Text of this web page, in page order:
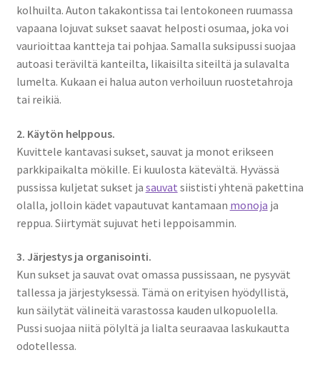
kolhuilta. Auton takakontissa tai lentokoneen ruumassa
vapaana lojuvat sukset saavat helposti osumaa, joka voi
vaurioittaa kantteja tai pohjaa. Samalla suksipussi suojaa
autoasi teräviltä kanteilta, likaisilta siteiltä ja sulavalta
lumelta. Kukaan ei halua auton verhoiluun ruostetahroja
tai reikiä.
2. Käytön helppous.
Kuvittele kantavasi sukset, sauvat ja monot erikseen
parkkipaikalta mökille. Ei kuulosta kätevältä. Hyvässä
pussissa kuljetat sukset ja sauvat siististi yhtenä pakettina
olalla, jolloin kädet vapautuvat kantamaan monoja ja
reppua. Siirtymät sujuvat heti leppoisammin.
3. Järjestys ja organisointi.
Kun sukset ja sauvat ovat omassa pussissaan, ne pysyvät
tallessa ja järjestyksessä. Tämä on erityisen hyödyllistä,
kun säilytät välineitä varastossa kauden ulkopuolella.
Pussi suojaa niitä pölyltä ja lialta seuraavaa laskukautta
odotellessa.